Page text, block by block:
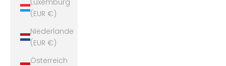
(EUR €)
Niederlande
(EUR €)
Österreich